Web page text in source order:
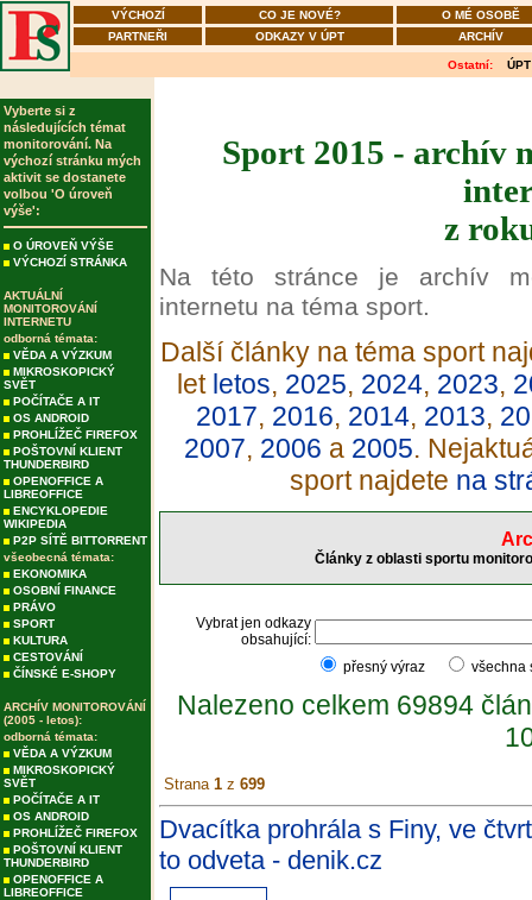
VÝCHOZÍ CO JE NOVÉ?
O MÉ OSOBĚ
PARTNEŘI
ODKAZY V ÚPT ARCHÍV
Ostatní: ÚPT
Vyberte si z
následujících témat
monitorování. Na
výchozí stránku mých
aktivit se dostanete
volbou 'O úroveň
výše':
O ÚROVEŇ VÝŠE
VÝCHOZÍ STRÁNKA
AKTUÁLNÍ
MONITOROVÁNÍ
INTERNETU
odborná témata:
VĚDA A VÝZKUM
MIKROSKOPICKÝ
SVĚT
POČÍTAČE A IT
OS ANDROID
PROHLÍŽEČ FIREFOX
POŠTOVNÍ KLIENT
THUNDERBIRD
OPENOFFICE A
LIBREOFFICE
ENCYKLOPEDIE
WIKIPEDIA
P2P SÍTĚ BITTORRENT
všeobecná témata:
EKONOMIKA
OSOBNÍ FINANCE
PRÁVO
SPORT
KULTURA
CESTOVÁNÍ
ČÍNSKÉ E-SHOPY
ARCHÍV MONITOROVÁNÍ
(2005 - letos):
odborná témata:
VĚDA A VÝZKUM
MIKROSKOPICKÝ
SVĚT
POČÍTAČE A IT
OS ANDROID
PROHLÍŽEČ FIREFOX
POŠTOVNÍ KLIENT
THUNDERBIRD
OPENOFFICE A
LIBREOFFICE
Sport 2015 - archív
z
Na této stránce je archív
internetu na téma sport.
Další články na téma sport
let letos, 2025, 2024, 2023,
2017, 2016, 2014, 2013,
2007, 2006 a 2005.
sport najdete na
Články z oblasti sportu
Vybrat jen odkazy
obsahující:
přesný výraz
Nalezeno celkem 69894
Strana 1 z 699
Dvacítka prohrála s Finy, ve
to odveta - denik.cz